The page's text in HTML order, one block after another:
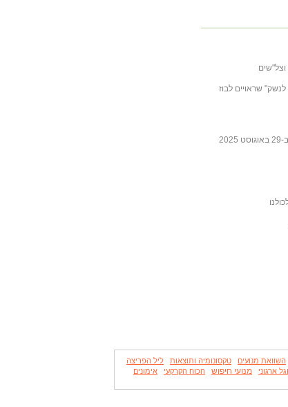
מ- 31 באוקטובר 2025 "אחים לנשק" שראויים לבוז
השוואת מנועים טקסונומיה ותוצאות
ליל הפריצה
ארגוני מנועי חיפוש הכוח הקרקעי אימונים